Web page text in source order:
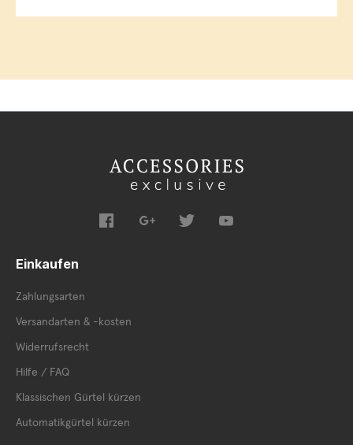
Einkaufen
Zahlungsarten
Versandarten & -kosten
Widerrufsrecht
Hilfe / FAQ
Klassischen Gürtel kürzen
Automatikgürtel kürzen